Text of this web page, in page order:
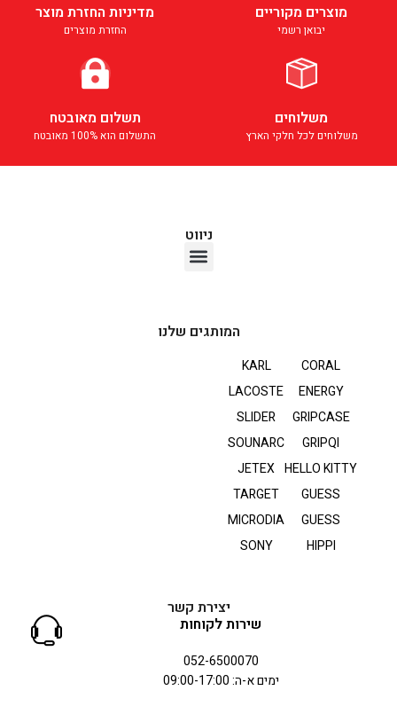
מוצרים מקוריים
יבואן רשמי
מדיניות החזרת מוצר
החזרת מוצרים
משלוחים
משלוחים לכל חלקי הארץ
תשלום מאובטח
התשלום הוא 100% מאובטח
ניווט
המותגים שלנו
CORAL
ENERGY
GRIPCASE
GRIPQI
HELLO KITTY
GUESS
GUESS
HIPPI
KARL
LACOSTE
SLIDER
SOUNARC
JETEX
TARGET
MICRODIA
SONY
יצירת קשר
שירות לקוחות
052-6500070
ימים א-ה: 09:00-17:00